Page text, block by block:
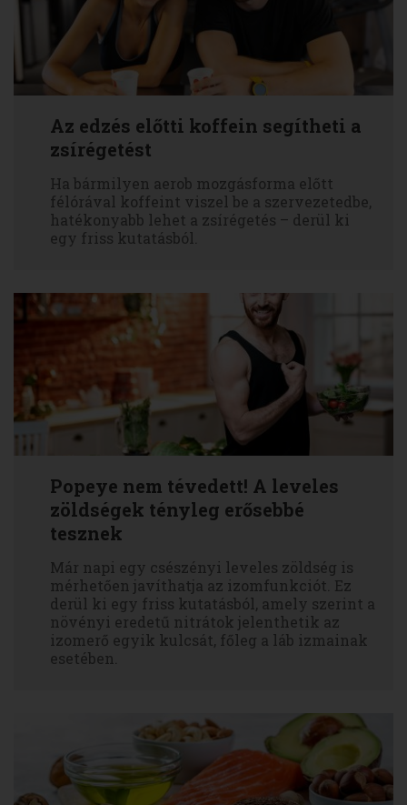
Az edzés előtti koffein segítheti a
zsírégetést
Ha bármilyen aerob mozgásforma előtt
félórával koffeint viszel be a szervezetedbe,
hatékonyabb lehet a zsírégetés – derül ki
egy friss kutatásból.
Popeye nem tévedett! A leveles
zöldségek tényleg erősebbé
tesznek
Már napi egy csészényi leveles zöldség is
mérhetően javíthatja az izomfunkciót. Ez
derül ki egy friss kutatásból, amely szerint a
növényi eredetű nitrátok jelenthetik az
izomerő egyik kulcsát, főleg a láb izmainak
esetében.